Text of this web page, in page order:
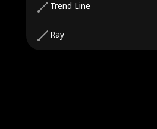
Trend Line
Ray